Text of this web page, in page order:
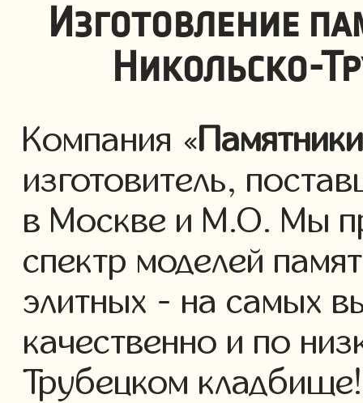
Изготовление
Никольско-
Компания «Памятники
изготовитель,
в Москве и М.О. Мы
спектр моделей
элитных - на самых
качественно и по
Трубецком кладбище!